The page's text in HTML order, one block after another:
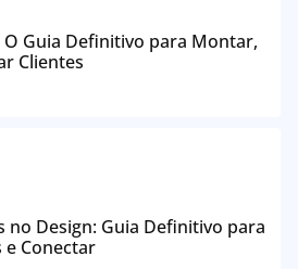
Guia Definitivo para Montar,
Clientes
no Design: Guia Definitivo para
Conectar